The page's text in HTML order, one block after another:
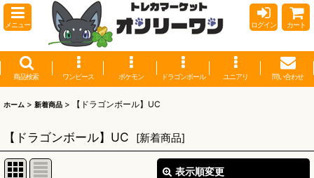
メニュー ログイン カート
商品検索 ワンピース ポケモン ドラゴンボール ユニアリ 問い合わせ
ホーム > 新着商品 > 【ドラゴンボール】UC
【ドラゴンボール】UC [新着商品]
表示順変更